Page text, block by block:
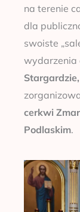
na terenie
dla
swoiste
wydarzenia
cerkwi
Podlaskim.